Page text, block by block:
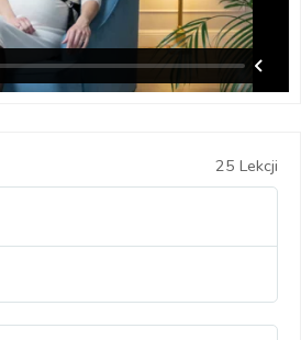
25 Lekcji